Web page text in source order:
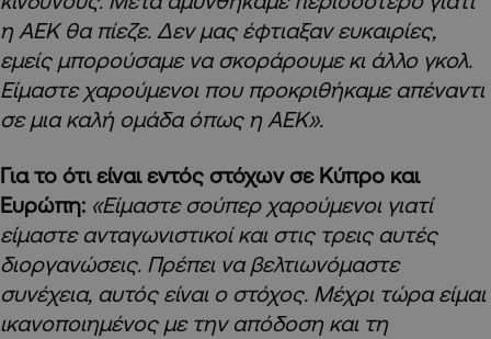
η ΑΕΚ θα πίεζε. Δεν μας έφτιαξαν ευκαιρίες,
εμείς μπορούσαμε να σκοράρουμε κι άλλο γκολ.
Είμαστε χαρούμενοι που προκριθήκαμε απέναντι
σε μια καλή ομάδα όπως η ΑΕΚ».
Για το ότι είναι εντός στόχων σε Κύπρο και
Ευρώπη: «Είμαστε σούπερ χαρούμενοι γιατί
είμαστε ανταγωνιστικοί και στις τρεις αυτές
διοργανώσεις. Πρέπει να βελτιωνόμαστε
συνέχεια, αυτός είναι ο στόχος. Μέχρι τώρα είμαι
ικανοποιημένος με την απόδοση και τη